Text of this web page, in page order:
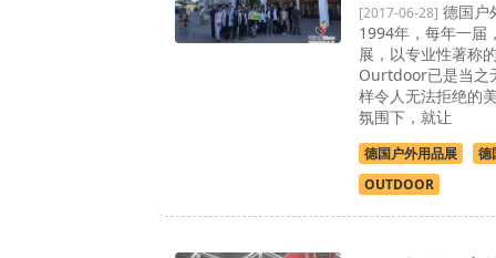
[2017-06-28] 德国户
1994年，每年一届
展，以专业性著称
Ourtdoor已是当之
样令人无法拒绝的
氛围下，就让
德国户外用品展
德
OUTDOOR